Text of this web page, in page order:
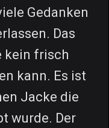
Gedanken
Das
kein frisch
kann. Es ist
Jacke die
wurde. Der